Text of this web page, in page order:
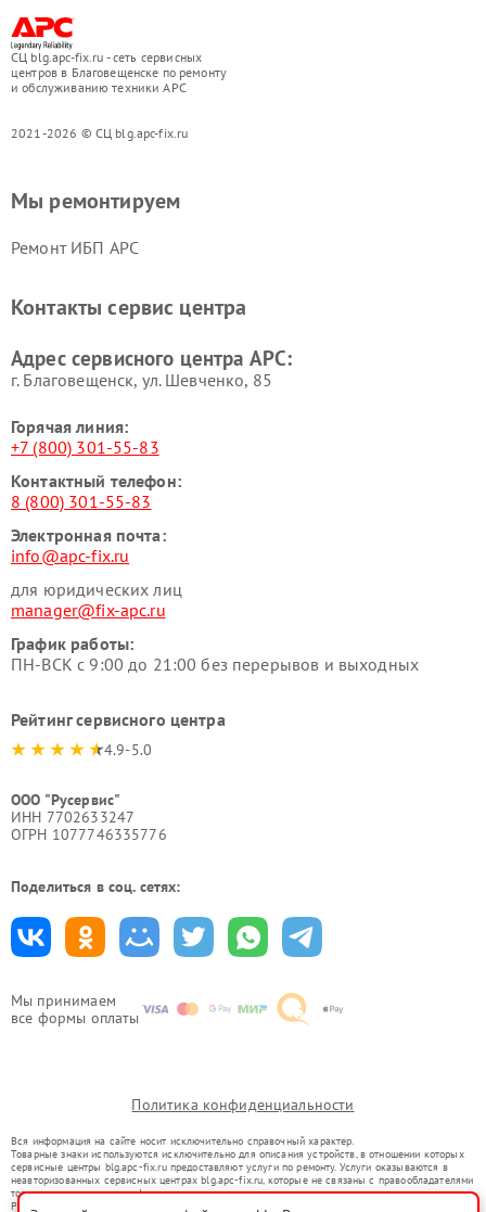
СЦ blg.apc-fix.ru - сеть сервисных
центров в Благовещенске по ремонту
и обслуживанию техники APC
2021-2026 © СЦ blg.apc-fix.ru
Мы принимаем
все формы оплаты
Мы ремонтируем
Ремонт ИБП APC
Контакты сервис центра
Адрес сервисного центра APC:
г. Благовещенск, ул. Шевченко, 85
Горячая линия:
+7 (800) 301-55-83
Контактный телефон:
8 (800) 301-55-83
Электронная почта:
info@apc-fix.ru
для юридических лиц
manager@fix-apc.ru
График работы:
ПН-ВСК с 9:00 до 21:00 без перерывов и выходных
Рейтинг сервисного центра
4.9-5.0
ООО "Русервис"
ИНН 7702633247
ОГРН 1077746335776
Поделиться в соц. сетях:
Политика конфиденциальности
Вся информация на сайте носит исключительно справочный характер.
Товарные знаки используются исключительно для описания устройств, в отношении которых
сервисные центры blg.apc-fix.ru предоставляют услуги по ремонту. Услуги оказываются в
неавторизованных сервисных центрах blg.apc-fix.ru, которые не связаны с правообладателями
товарных знаков или их официальными представителями.
Ремонт осуществляется для устройств, уже введенных в гражданский оборот в соответствии